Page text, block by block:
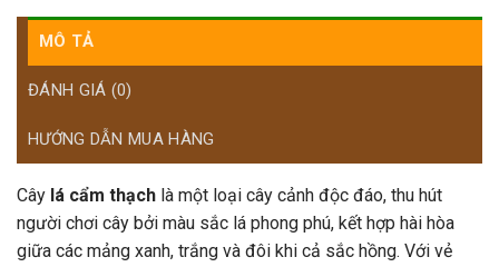
MÔ TẢ
ĐÁNH GIÁ (0)
HƯỚNG DẪN MUA HÀNG
Cây lá cẩm thạch là một loại cây cảnh độc đáo, thu hút
người chơi cây bởi màu sắc lá phong phú, kết hợp hài hòa
giữa các mảng xanh, trắng và đôi khi cả sắc hồng. Với vẻ